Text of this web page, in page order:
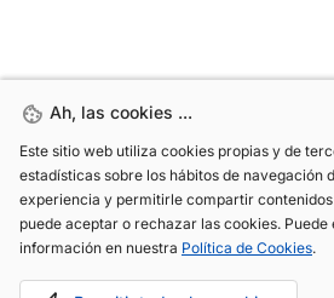
Ah, las cookies ...
Este sitio web utiliza cookies propias y de
estadísticas sobre los hábitos de navegación
experiencia y permitirle compartir
puede aceptar o rechazar las cookies. Puede
información en nuestra Política de Cookies.
Ah, las cookies ...
Este sitio web utiliza cookies propias y de
estadísticas sobre los hábitos de navegación
experiencia y permitirle compartir
puede aceptar o rechazar las cookies. Puede
información en nuestra Política de Cookies.